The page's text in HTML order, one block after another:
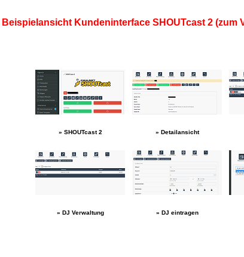
Beispielansicht Kundeninterface SHOUTcast 2 (zum
» SHOUTcast 2 » Detailansicht
» DJ Verwaltung » DJ eintragen